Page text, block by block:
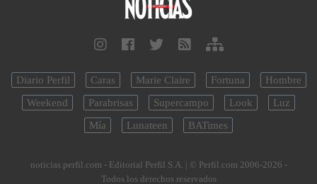
Diario Perfil Caras Marie Claire Fortuna
Hombre
Weekend
Parabrisas Supercampo Look
Luz
Mía
Lunateen BATimes
noticias.perfil.com - Editorial Perfil S.A. | © Perfil.com 2006-2026 -
Todos los derechos reservados